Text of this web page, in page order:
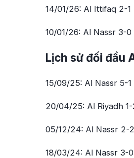
14/01/26: Al Ittifaq 2-1
10/01/26: Al Nassr 3-
Lịch sử đối đầu
15/09/25: Al Nassr 5-1
20/04/25: Al Riyadh
05/12/24: Al Nassr 2-
18/03/24: Al Nassr 3-